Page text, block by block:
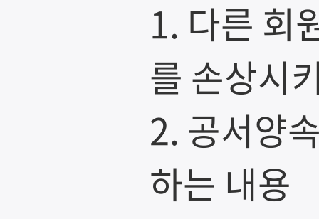
1. 다른 회
를 손상시
2. 공서양
하는 내용